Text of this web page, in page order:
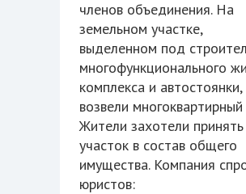
членов объединения. На
земельном участке,
выделенном под
многофункционального
комплекса и автостоянки,
возвели
Жители захотели принять
участок в состав общего
имущества. Компания
юристов: